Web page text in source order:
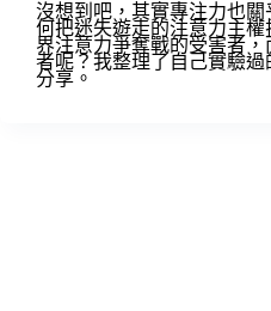
沒想到吧，其實專注力也關
何把迷失遊走的注意力主
界注意力爭奪戰的受害者
者呢？我整理了自己實驗
分享。